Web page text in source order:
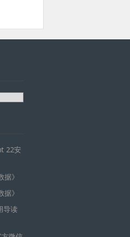
22安
据》
据》
导读